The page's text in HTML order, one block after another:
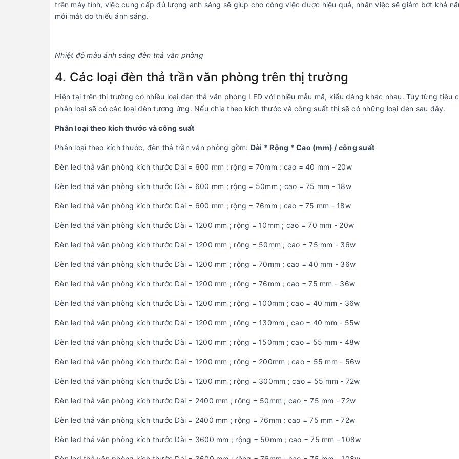
trên máy tính, việc cung cấp đủ lượng ánh sáng sẽ giúp cho công việc được hiệu quả, nhân việc sẽ giảm bớt khả
mỏi mắt do thiếu ánh sáng.
Nhiệt độ màu ánh sáng đèn thả văn phòng
4. Các loại đèn thả trần văn phòng trên thị trường
Hiện tại trên thị trường có nhiều loại đèn thả văn phòng LED với nhiều mẫu mã, kiểu dáng khác nhau. Tùy từng tiêu
phân loại sẽ có các loại đèn tương ứng. Nếu chia theo kích thước và công suất thì sẽ có những loại đèn sau đây.
Phân loại theo kích thước và công suất
Phân loại theo kích thước, đèn thả trần văn phòng gồm: Dài * Rộng * Cao (mm) / công suất
Đèn led thả văn phòng kích thước Dài = 600 mm ; rộng = 70mm ; cao = 40 mm - 20w
Đèn led thả văn phòng kích thước Dài = 600 mm ; rộng = 50mm ; cao = 75 mm - 18w
Đèn led thả văn phòng kích thước Dài = 600 mm ; rộng = 76mm ; cao = 75 mm - 18w
Đèn led thả văn phòng kích thước Dài = 1200 mm ; rộng = 10mm ; cao = 70 mm - 20w
Đèn led thả văn phòng kích thước Dài = 1200 mm ; rộng = 50mm ; cao = 75 mm - 36w
Đèn led thả văn phòng kích thước Dài = 1200 mm ; rộng = 70mm ; cao = 40 mm - 36w
Đèn led thả văn phòng kích thước Dài = 1200 mm ; rộng = 76mm ; cao = 75 mm - 36w
Đèn led thả văn phòng kích thước Dài = 1200 mm ; rộng = 100mm ; cao = 40 mm - 36w
Đèn led thả văn phòng kích thước Dài = 1200 mm ; rộng = 130mm ; cao = 40 mm - 55w
Đèn led thả văn phòng kích thước Dài = 1200 mm ; rộng = 150mm ; cao = 55 mm - 48w
Đèn led thả văn phòng kích thước Dài = 1200 mm ; rộng = 200mm ; cao = 55 mm - 56w
Đèn led thả văn phòng kích thước Dài = 1200 mm ; rộng = 300mm ; cao = 55 mm - 72w
Đèn led thả văn phòng kích thước Dài = 2400 mm ; rộng = 50mm ; cao = 75 mm - 72w
Đèn led thả văn phòng kích thước Dài = 2400 mm ; rộng = 76mm ; cao = 75 mm - 72w
Đèn led thả văn phòng kích thước Dài = 3600 mm ; rộng = 50mm ; cao = 75 mm - 108w